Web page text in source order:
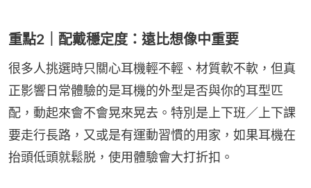
重點2｜配戴穩定度：遠比想像中重要
很多人挑選時只關心耳機輕不輕、材質軟不軟，但真
正影響日常體驗的是耳機的外型是否與你的耳型匹
配，動起來會不會晃來晃去。特別是上下班／上下課
要走行長路，又或是有運動習慣的用家，如果耳機在
抬頭低頭就鬆脱，使用體驗會大打折扣。